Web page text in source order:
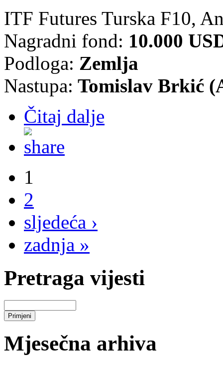
ITF Futures Turska F10,
Nagradni fond: 10.000
Podloga: Zemlja
Nastupa: Tomislav Brkić
Čitaj dalje
1
2
sljedeća ›
zadnja »
Pretraga vijesti
Mjesečna arhiva